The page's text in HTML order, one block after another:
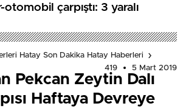
otomobil çarpıştı: 3 yaralı
Hatay Son Dakika Hatay Haberleri
419
5 Mart 2019
Pekcan Zeytin Dalı
Haftaya Devreye